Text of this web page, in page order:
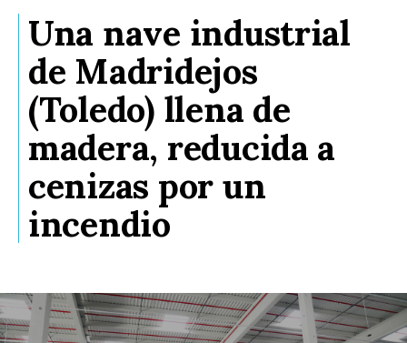
Una nave industrial
de Madridejos
(Toledo) llena de
madera, reducida a
cenizas por un
incendio